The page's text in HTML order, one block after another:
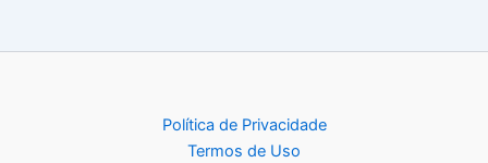
Política de Privacidade
Termos de Uso